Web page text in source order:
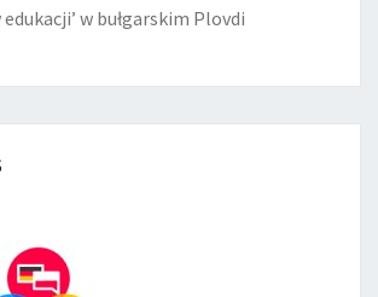
w bułgarskim Plovdi